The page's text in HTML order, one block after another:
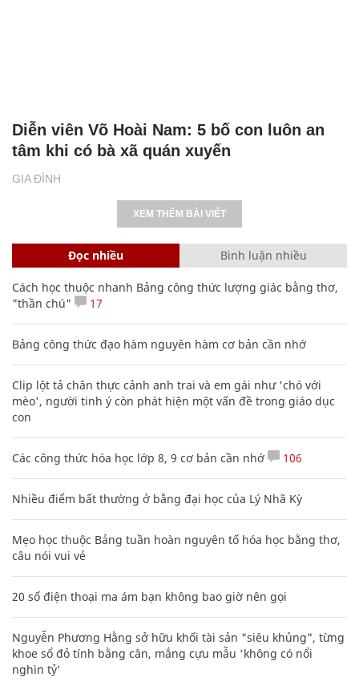
GIA ĐÌNH
Diễn viên Võ Hoài Nam: 5 bố con luôn an
tâm khi có bà xã quán xuyến
XEM THÊM BÀI VIẾT
Đọc nhiều Bình luận nhiều
Cách học thuộc nhanh Bảng công thức lượng giác bằng thơ,
"thần chú"
17
Bảng công thức đạo hàm nguyên hàm cơ bản cần nhớ
Clip lột tả chân thực cảnh anh trai và em gái như 'chó với
mèo', người tinh ý còn phát hiện một vấn đề trong giáo dục
con
Các công thức hóa học lớp 8, 9 cơ bản cần nhớ 106
Nhiều điểm bất thường ở bằng đại học của Lý Nhã Kỳ
Mẹo học thuộc Bảng tuần hoàn nguyên tố hóa học bằng thơ,
câu nói vui vẻ
20 số điện thoại ma ám bạn không bao giờ nên gọi
Nguyễn Phương Hằng sở hữu khối tài sản "siêu khủng", từng
khoe sổ đỏ tính bằng cân, mắng cựu mẫu 'không có nổi
nghìn tỷ'